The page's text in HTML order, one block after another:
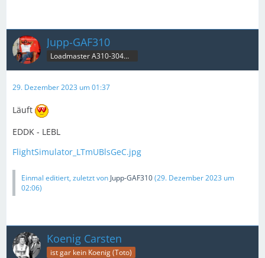
Jupp-GAF310
Loadmaster A310-304MRT & B707C
29. Dezember 2023 um 01:37
Läuft
EDDK - LEBL
FlightSimulator_LTmUBlsGeC.jpg
Einmal editiert, zuletzt von Jupp-GAF310(29. Dezember 2023 um
02:06)
Koenig Carsten
ist gar kein Koenig (Toto)